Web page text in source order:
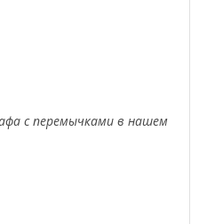
с перемычками в нашем